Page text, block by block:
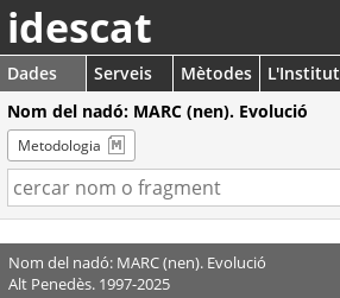
idescat
Dades Serveis Mètodes
L'Institut
Nom del nadó: MARC (nen). Evolució
Metodologia
Nom del nadó: MARC (nen). Evolució
Alt Penedès. 1997-2025